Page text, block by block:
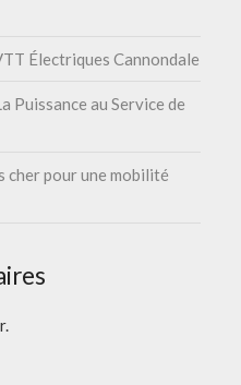
Électriques Cannondale
Puissance au Service de
cher pour une mobilité